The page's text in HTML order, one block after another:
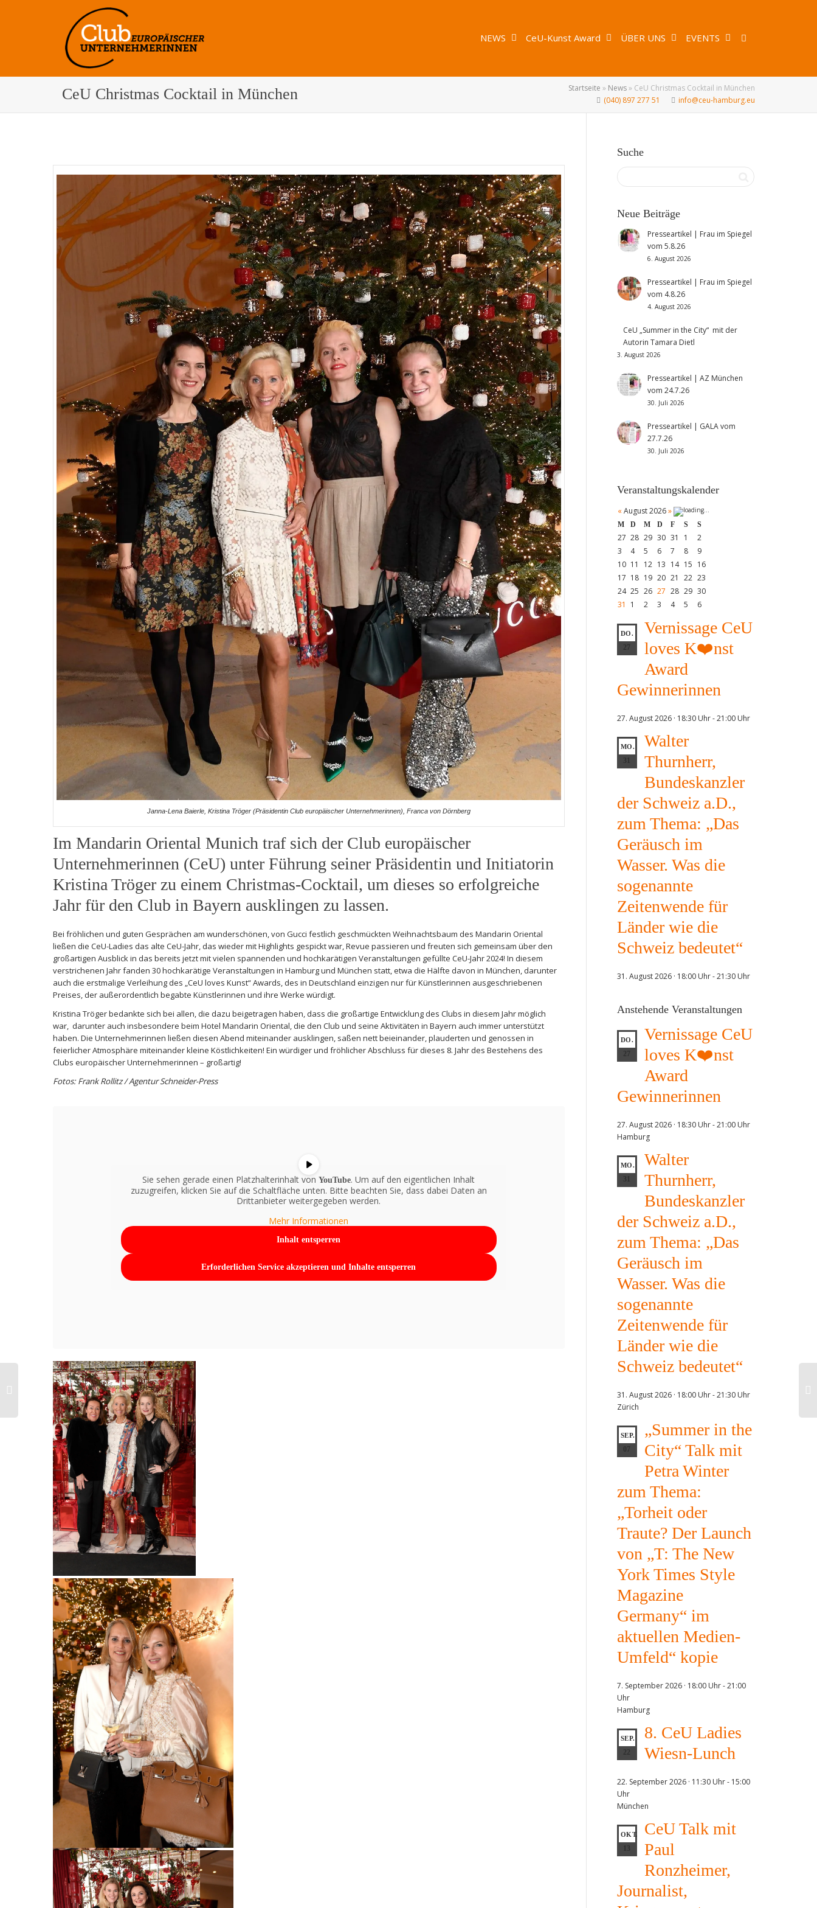
NEWS CeU-Kunst Award ÜBER UNS EVENTS
CeU Christmas Cocktail in München Startseite » News» CeU Christmas Cocktail in München
(040) 897 277 51
info@ceu-hamburg.eu
Janna-Lena Baierle, Kristina Tröger (Präsidentin Club europäischer Unternehmerinnen), Franca von Dörnberg
Im Mandarin Oriental Munich traf sich der Club europäischer
Unternehmerinnen (CeU) unter Führung seiner Präsidentin und Initiatorin
Kristina Tröger zu einem Christmas-Cocktail, um dieses so erfolgreiche
Jahr für den Club in Bayern ausklingen zu lassen.
Bei fröhlichen und guten Gesprächen am wunderschönen, von Gucci festlich geschmückten Weihnachtsbaum des Mandarin Oriental
ließen die CeU-Ladies das alte CeU-Jahr, das wieder mit Highlights gespickt war, Revue passieren und freuten sich gemeinsam über den
großartigen Ausblick in das bereits jetzt mit vielen spannenden und hochkarätigen Veranstaltungen gefüllte CeU-Jahr 2024! In diesem
verstrichenen Jahr fanden 30 hochkarätige Veranstaltungen in Hamburg und München statt, etwa die Hälfte davon in München, darunter
auch die erstmalige Verleihung des „CeU loves Kunst“ Awards, des in Deutschland einzigen nur für Künstlerinnen ausgeschriebenen
Preises, der außerordentlich begabte Künstlerinnen und ihre Werke würdigt.
Kristina Tröger bedankte sich bei allen, die dazu beigetragen haben, dass die großartige Entwicklung des Clubs in diesem Jahr möglich
war, darunter auch insbesondere beim Hotel Mandarin Oriental, die den Club und seine Aktivitäten in Bayern auch immer unterstützt
haben. Die Unternehmerinnen ließen diesen Abend miteinander ausklingen, saßen nett beieinander, plauderten und genossen in
feierlicher Atmosphäre miteinander kleine Köstlichkeiten! Ein würdiger und fröhlicher Abschluss für dieses 8. Jahr des Bestehens des
Clubs europäischer Unternehmerinnen – großartig!
Fotos: Frank Rollitz / Agentur Schneider-Press
Sie sehen gerade einen Platzhalterinhalt vonYouTube. Um auf den eigentlichen Inhalt
zuzugreifen, klicken Sie auf die Schaltfläche unten. Bitte beachten Sie, dass dabei Daten an
Drittanbieter weitergegeben werden.
Mehr Informationen
Inhalt entsperren
Erforderlichen Service akzeptieren und Inhalte entsperren
Martina Buckenmaier, Kristina Tröger
(Präsidentin Club europäischer
Unternehmerinnen) und Elfi Langefeld
/ Christmas – Cocktail des Club
europäischer Unternehmerinnen (CeU)
/ Hotel Mandarin Oriental / München /
11. Dezember 2023 / Bitte Fotovermerk:
Agentur Schneider-Press/Frank Rollitz
Sandra Heumann (Red. BUNTE) und
Kristina Tröger (Präsidentin Club
europäischer Unternehmerinnen) /
Christmas – Cocktail des Club
europäischer Unternehmerinnen (CeU)
/ Hotel Mandarin Oriental / München /
11. Dezember 2023 / Bitte Fotovermerk:
Agentur Schneider-Press/Frank Rollitz
Britta Zwengauer und Cornelia Schaabner, Edle
von Schönbaar / Christmas – Cocktail des Club
europäischer Unternehmerinnen (CeU) / Hotel
Mandarin Oriental / München / 11. Dezember
2023 / Bitte Fotovermerk: Agentur Schneider-
Suche
Neue Beiträge
Presseartikel | Frau im Spiegel
vom 5.8.26
6. August 2026
Presseartikel | Frau im Spiegel
vom 4.8.26
4. August 2026
CeU „Summer in the City“ mit der
Autorin Tamara Dietl
3. August 2026
Presseartikel | AZ München
vom 24.7.26
30. Juli 2026
Presseartikel | GALA vom
27.7.26
30. Juli 2026
Veranstaltungskalender
« August 2026 »
M D M D F S S
27 28 29 30 31 1
2
3
4 5 6 7 8
9
10 11 12 13 14 15 16
17 18 19 20 21 22 23
24 25 26 27 28 29 30
31
1 2 3 4 5 6
DO.
27
Vernissage CeU
loves K❤️nst
Award
Gewinnerinnen
27. August 2026 · 18:30 Uhr-21:00 Uhr
MO.
Walter
Thurnherr,
Bundeskanzler
der Schweiz a.D.,
zum Thema: „Das
Geräusch im
Wasser. Was die
sogenannte
Zeitenwende für
Länder wie die
Schweiz bedeutet“
31. August 2026 · 18:00 Uhr-21:30 Uhr
Anstehende Veranstaltungen
DO.
27
Vernissage CeU
loves K❤️nst
Award
Gewinnerinnen
27. August 2026 · 18:30 Uhr-21:00 Uhr
Hamburg
MO.
Walter
Thurnherr,
Bundeskanzler
der Schweiz a.D.,
zum Thema: „Das
Geräusch im
Wasser. Was die
sogenannte
Zeitenwende für
Länder wie die
Schweiz bedeutet“
31. August 2026 · 18:00 Uhr-21:30 Uhr
Zürich
SEP.
07
„Summer in the
City“ Talk mit
Petra Winter
zum Thema:
„Torheit oder
Traute? Der Launch
von „T: The New
York Times Style
Magazine
Germany“ im
aktuellen Medien-
Umfeld“ kopie
7. September 2026 · 18:00 Uhr-21:00
Uhr
Hamburg
SEP.
22
8. CeU Ladies
Wiesn-Lunch
22. September 2026 · 11:30 Uhr- 15:00
Uhr
München
OKT.
CeU Talk mit
Paul
Ronzheimer,
Journalist,